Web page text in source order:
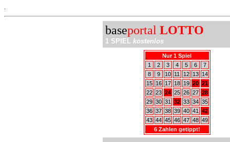
baseportal LOTTO
1 SPIEL kostenlos
Nur 1 Spiel
1
2 3 4 5 6
7
8
9 10 11 12 13
14
15
16 17 18 19 20 21
22 23 24 25 26 27 28
29 30 31 32 33 34 35
36 37 38 39 40 41
42
43 44 45 46 47 48 49
6 Zahlen getippt!